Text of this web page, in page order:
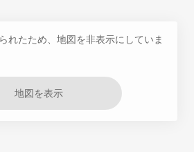
れたため、地図を非表示にしていま
地図を表示